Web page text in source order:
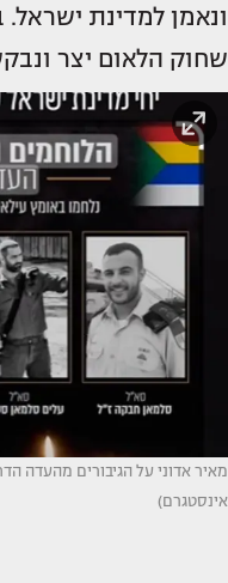
ונאמן למדינת
שחוק הלאום יצר
מאיר אדוני על הגיבורים מהעדה
אינסטגרם)